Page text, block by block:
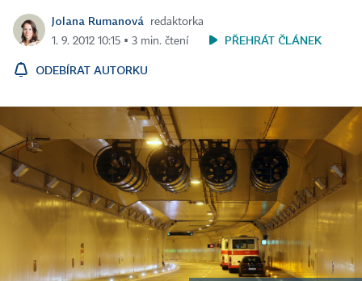
Jolana Rumanová
redaktorka
1. 9. 2012 10:15 ▪ 3 min. čtení
PŘEHRÁT ČLÁNEK
ODEBÍRAT AUTORKU